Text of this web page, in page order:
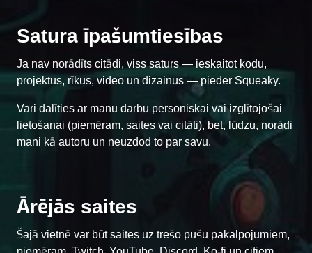
Satura īpašumtiesības
Ja nav norādīts citādi, viss saturs — ieskaitot kodu,
projektus, rīkus, video un dizainus — pieder Squeaky.
Vari dalīties ar manu darbu personiskai vai izglītojošai
lietošanai (piemēram, saites vai citāti), bet, lūdzu, norādi
mani kā autoru un neuzdod to par savu.
Ārējās saites
Šajā vietnē var būt saites uz trešo pušu pakalpojumiem,